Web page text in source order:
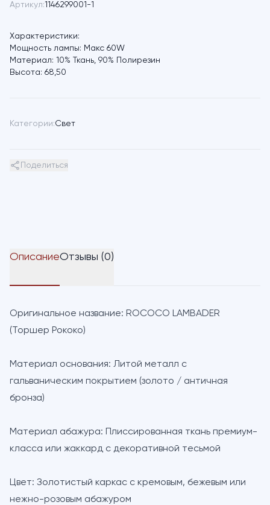
Артикул:1146299001-1
Характеристики:
Мощность лампы: Макс 60W
Материал: 10% Ткань, 90% Полирезин
Высота: 68,50
Категории:Свет
Поделиться
ОписаниеОтзывы (0)
Оригинальное название: ROCOCO LAMBADER
(Торшер Рококо)
Материал основания: Литой металл с
гальваническим покрытием (золото / античная
бронза)
Материал абажура: Плиссированная ткань премиум-
класса или жаккард с декоративной тесьмой
Цвет: Золотистый каркас с кремовым, бежевым или
нежно-розовым абажуром